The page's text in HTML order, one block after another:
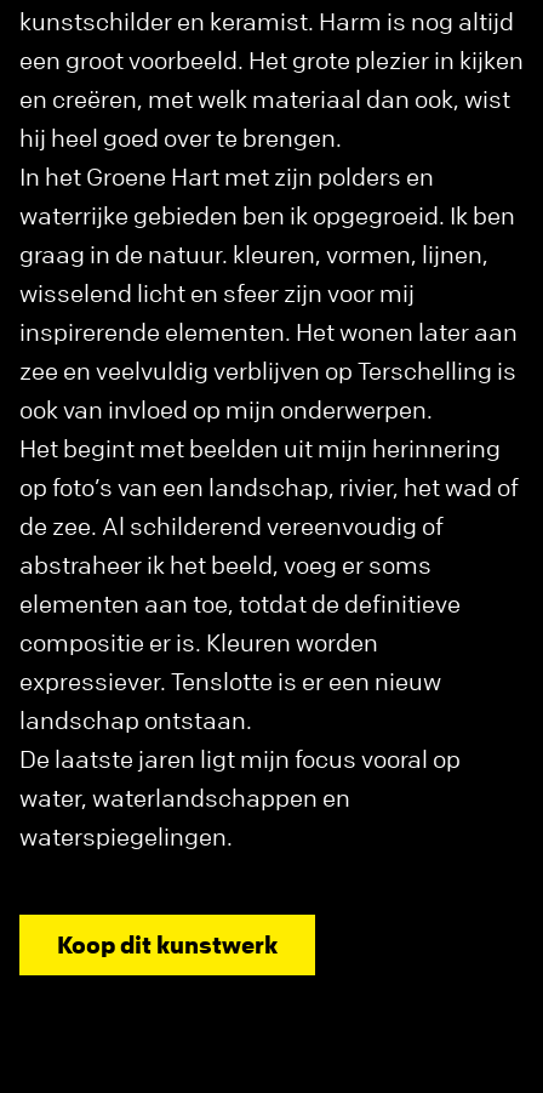
kunstschilder en keramist. Harm is nog altijd
een groot voorbeeld. Het grote plezier in kijken
en creëren, met welk materiaal dan ook, wist
hij heel goed over te brengen.
In het Groene Hart met zijn polders en
waterrijke gebieden ben ik opgegroeid. Ik ben
graag in de natuur. kleuren, vormen, lijnen,
wisselend licht en sfeer zijn voor mij
inspirerende elementen. Het wonen later aan
zee en veelvuldig verblijven op Terschelling is
ook van invloed op mijn onderwerpen.
Het begint met beelden uit mijn herinnering
op foto’s van een landschap, rivier, het wad of
de zee. Al schilderend vereenvoudig of
abstraheer ik het beeld, voeg er soms
elementen aan toe, totdat de definitieve
compositie er is. Kleuren worden
expressiever. Tenslotte is er een nieuw
landschap ontstaan.
De laatste jaren ligt mijn focus vooral op
water, waterlandschappen en
waterspiegelingen.
Koop dit kunstwerk